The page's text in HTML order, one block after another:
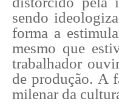
sendo
forma a
mesmo que
trabalhador
de produção. A
milenar da